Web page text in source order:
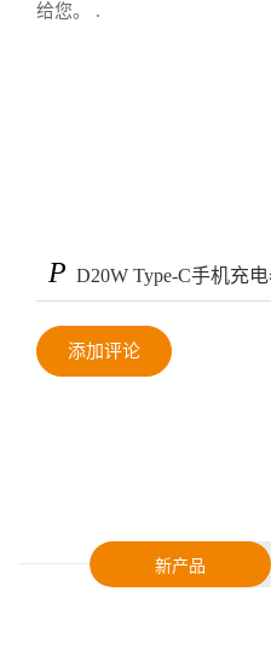
给您。 .
P D20W Type-C手机充
添加评论
新产品